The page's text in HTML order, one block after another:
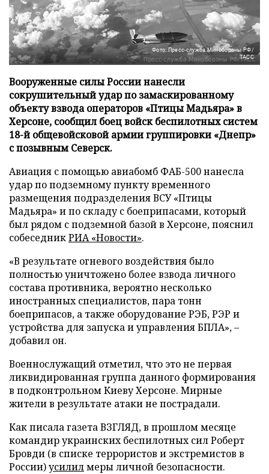
Фото: Пресс-служба Минобороны РФ/
ТАСС
Вооруженные силы России нанесли
сокрушительный удар по замаскированному
объекту взвода операторов «Птицы Мадьяра» в
Херсоне, сообщил боец войск беспилотных систем
18-й общевойсковой армии группировки «Днепр»
с позывным Северск.
Авиация с помощью авиабомб ФАБ-500 нанесла
удар по подземному пункту временного
размещения подразделения ВСУ «Птицы
Мадьяра» и по складу с боеприпасами, который
был рядом с подземной базой в Херсоне, пояснил
собеседникРИА «Новости».
«В результате огневого воздействия было
полностью уничтожено более взвода личного
состава противника, вероятно несколько
иностранных специалистов, пара тонн
боеприпасов, а также оборудование РЭБ, РЭР и
устройства для запуска и управления БПЛА», –
добавил он.
Военнослужащий отметил, что это не первая
ликвидированная группа данного формирования
в подконтрольном Киеву Херсоне. Мирные
жители в результате атаки не пострадали.
Как писала газета ВЗГЛЯД, в прошлом месяце
командир украинских беспилотных сил Роберт
Бровди (в списке террористов и экстремистов в
России)усилилмеры личной безопасности.